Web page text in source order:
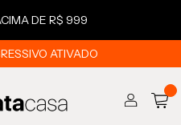
DE R$ 999
ATIVADO